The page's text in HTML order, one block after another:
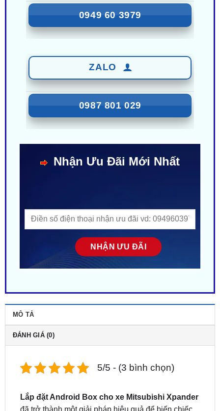
0987 801 029
ĐÁNH GIÁ (0)
Lắp đặt Android Box cho xe Mitsubishi Xpander
màn hình Zin trên xe thành một hệ thống thông
minh, đa dạng tính năng, mang lại trải nghiệm hoàn